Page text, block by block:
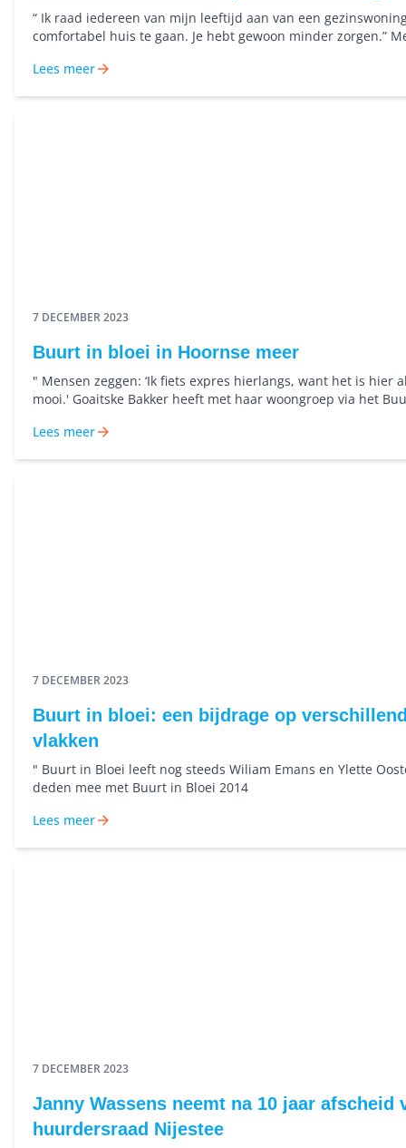
“ Ik raad iedereen van mijn leeftijd aan van een
comfortabel huis te gaan. Je hebt gewoon minder zorgen.”
die beter bij zijn woonsituatie past. Wat vindt hij hiervan?
Lees meer
7 DECEMBER 2023
Buurt in bloei in Hoornse meer
" Mensen zeggen: ‘Ik fiets expres hierlangs, want het is hier
mooi.' Goaitske Bakker heeft met haar woongroep via het
aangeschaft.
Lees meer
7 DECEMBER 2023
Buurt in bloei: een bijdrage op
vlakken
" Buurt in Bloei leeft nog steeds Wiliam Emans en Ylette
deden mee met Buurt in Bloei 2014
Lees meer
7 DECEMBER 2023
Janny Wassens neemt na 10 jaar afscheid
huurdersraad Nijestee